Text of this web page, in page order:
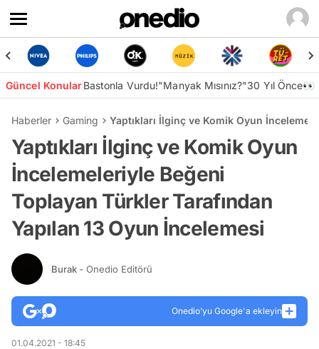
Güncel KonularBastonla Vurdu!"Manyak Mısınız?"30 Yıl Önce👀
Haberler Gaming Yaptıkları İlginç ve Komik Oyun
Yaptıkları İlginç ve Komik Oyun
İncelemeleriyle Beğeni
Toplayan Türkler Tarafından
Yapılan 13 Oyun İncelemesi
Burak - Onedio Editörü
Onedio’yu Google'a ekleyin
01.04.2021 - 18:45